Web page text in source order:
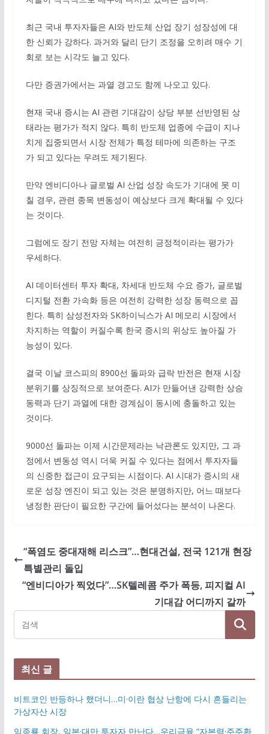
최근 국내 투자자들은 AI와 반도체 산업 장기 성장성에 대
한 신뢰가 강하다. 과거와 달리 단기 조정을 오히려 매수 기
회로 보는 시각도 늘고 있다.
다만 증권가에서는 과열 경고도 함께 나오고 있다.
현재 국내 증시는 AI 관련 기대감이 상당 부분 선반영된 상
태라는 평가가 적지 않다. 특히 반도체 업종에 수급이 지나
치게 집중되면서 시장 전체가 특정 테마에 의존하는 구조
가 되고 있다는 우려도 제기된다.
만약 엔비디아나 글로벌 AI 산업 성장 속도가 기대에 못 미
칠 경우, 관련 종목 변동성이 예상보다 크게 확대될 수 있다
는 것이다.
그럼에도 장기 전망 자체는 여전히 긍정적이라는 평가가
우세하다.
AI 데이터센터 투자 확대, 차세대 반도체 수요 증가, 글로벌
디지털 전환 가속화 등은 여전히 강력한 성장 동력으로 꼽
힌다. 특히 삼성전자와 SK하이닉스가 AI 메모리 시장에서
차지하는 역할이 커질수록 한국 증시의 위상도 높아질 가
능성이 있다.
결국 이날 코스피의 8900선 돌파와 급락 반전은 현재 시장
분위기를 상징적으로 보여준다. AI가 만들어낸 강력한 상승
동력과 단기 과열에 대한 경계심이 동시에 충돌하고 있는
것이다.
9000선 돌파는 이제 시간문제라는 낙관론도 있지만, 그 과
정에서 변동성 역시 더욱 커질 수 있다는 점에서 투자자들
의 신중한 접근이 요구되는 시점이다. AI 시대가 증시의 새
로운 성장 엔진이 되고 있는 것은 분명하지만, 어느 때보다
냉정한 판단이 필요한 구간에 들어섰다는 분석이 나온다.
“폭염도 중대재해 리스크”…현대건설, 전국 121개 현장
특별관리 돌입
“엔비디아가 찍었다”…SK텔레콤 주가 폭등, 피지컬 AI
기대감 어디까지 갈까
최신 글
비트코인 반등하나 했더니…미·이란 협상 난항에 다시 흔들리는
가상자산 시장
임종룡 회장, 일본·대만 투자자 만난다…우리금융 “자본력·주주환